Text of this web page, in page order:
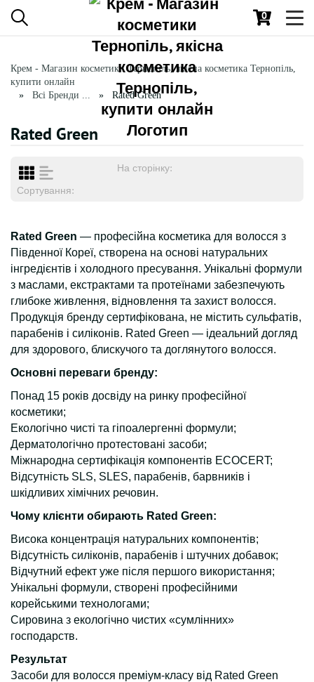
0
Крем - Магазин косметики Тернопіль, якісна косметика Тернопіль,
купити онлайн
Всі Бренди ...
Rated Green
Rated Green
На сторінку:
Сортування:
Rated Green — професійна косметика для волосся з
Південної Кореї, створена на основі натуральних
інгредієнтів і холодного пресування. Унікальні формули
з маслами, екстрактами та протеїнами забезпечують
глибоке живлення, відновлення та захист волосся.
Продукція бренду сертифікована, не містить сульфатів,
парабенів і силіконів. Rated Green — ідеальний догляд
для здорового, блискучого та доглянутого волосся.
Основні переваги бренду:
Понад 15 років досвіду на ринку професійної
косметики;
Екологічно чисті та гіпоалергенні формули;
Дерматологічно протестовані засоби;
Міжнародна сертифікація компонентів ECOCERT;
Відсутність SLS, SLES, парабенів, барвників і
шкідливих хімічних речовин.
Чому клієнти обирають Rated Green:
Висока концентрація натуральних компонентів;
Відсутність силіконів, парабенів і штучних добавок;
Відчутний ефект уже після першого використання;
Унікальні формули, створені професійними
корейськими технологами;
Сировина з екологічно чистих «сумлінних»
господарств.
Результат
Засоби для волосся преміум-класу від Rated Green